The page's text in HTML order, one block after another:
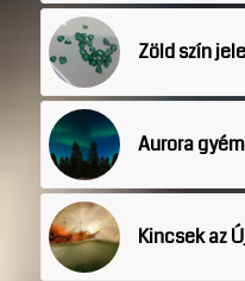
Zöld szín
Aurora
Kincsek az